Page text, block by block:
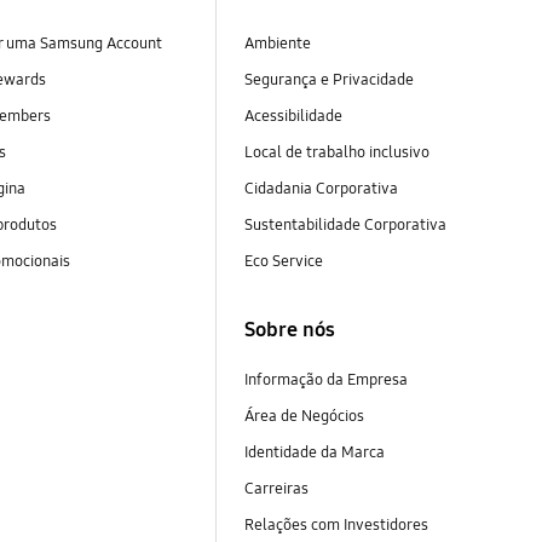
uma Samsung Account
Ambiente
Segurança e Privacidade
Acessibilidade
Local de trabalho inclusivo
Cidadania Corporativa
Sustentabilidade Corporativa
Eco Service
Sobre nós
Informação da Empresa
Área de Negócios
Identidade da Marca
Carreiras
Relações com Investidores